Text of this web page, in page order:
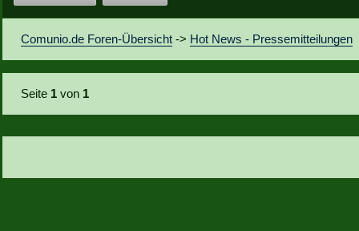
Comunio.de Foren-Übersicht -> Hot News - Pressemitteilungen
Seite 1 von 1